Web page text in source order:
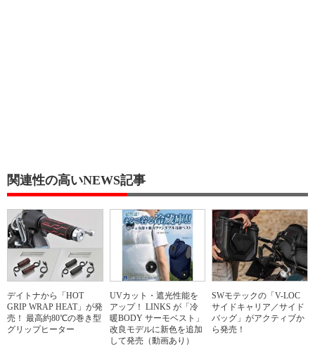
関連性の高いNEWS記事
デイトナから「HOT
GRIP WRAP HEAT」が発
売！ 最高約80℃の巻き型
グリップヒーター
UVカット・遮光性能を
アップ！ LINKS が「冷
暖BODY サーモベスト」
改良モデルに新色を追加
して発売（動画あり）
SWモテックの「V-LOC
サイドキャリア／サイド
バッグ」がアクティブか
ら発売！